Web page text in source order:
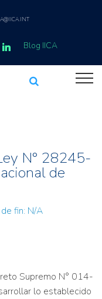
Blog IICA
N° 28245-
de
fin: N/A
Supremo N° 014-
lo establecido